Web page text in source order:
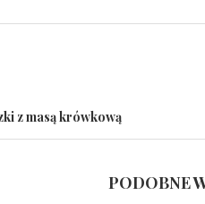
z masą krówkową
PODOBNE